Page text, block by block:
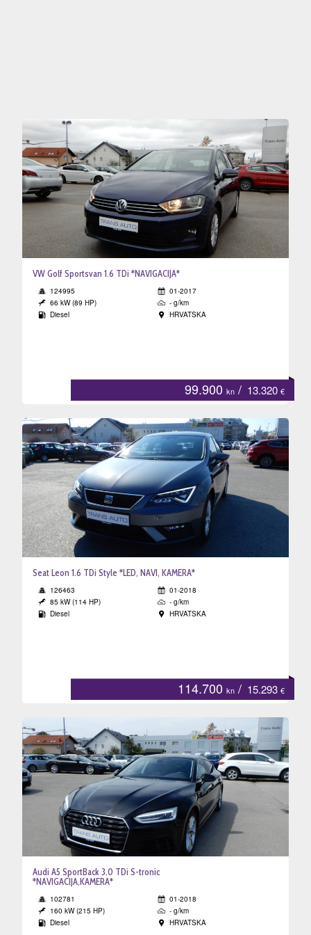
VW Golf Sportsvan 1.6 TDi *NAVIGACIJA*
124995
01-2017
66 kW (89 HP)
- g/km
Diesel
HRVATSKA
99.900 kn / 13.320 €
Seat Leon 1.6 TDi Style *LED, NAVI, KAMERA*
126463
01-2018
85 kW (114 HP)
- g/km
Diesel
HRVATSKA
114.700 kn / 15.293 €
Audi A5 SportBack 3.0 TDi S-tronic
*NAVIGACIJA,KAMERA*
102781
01-2018
160 kW (215 HP)
- g/km
Diesel
HRVATSKA